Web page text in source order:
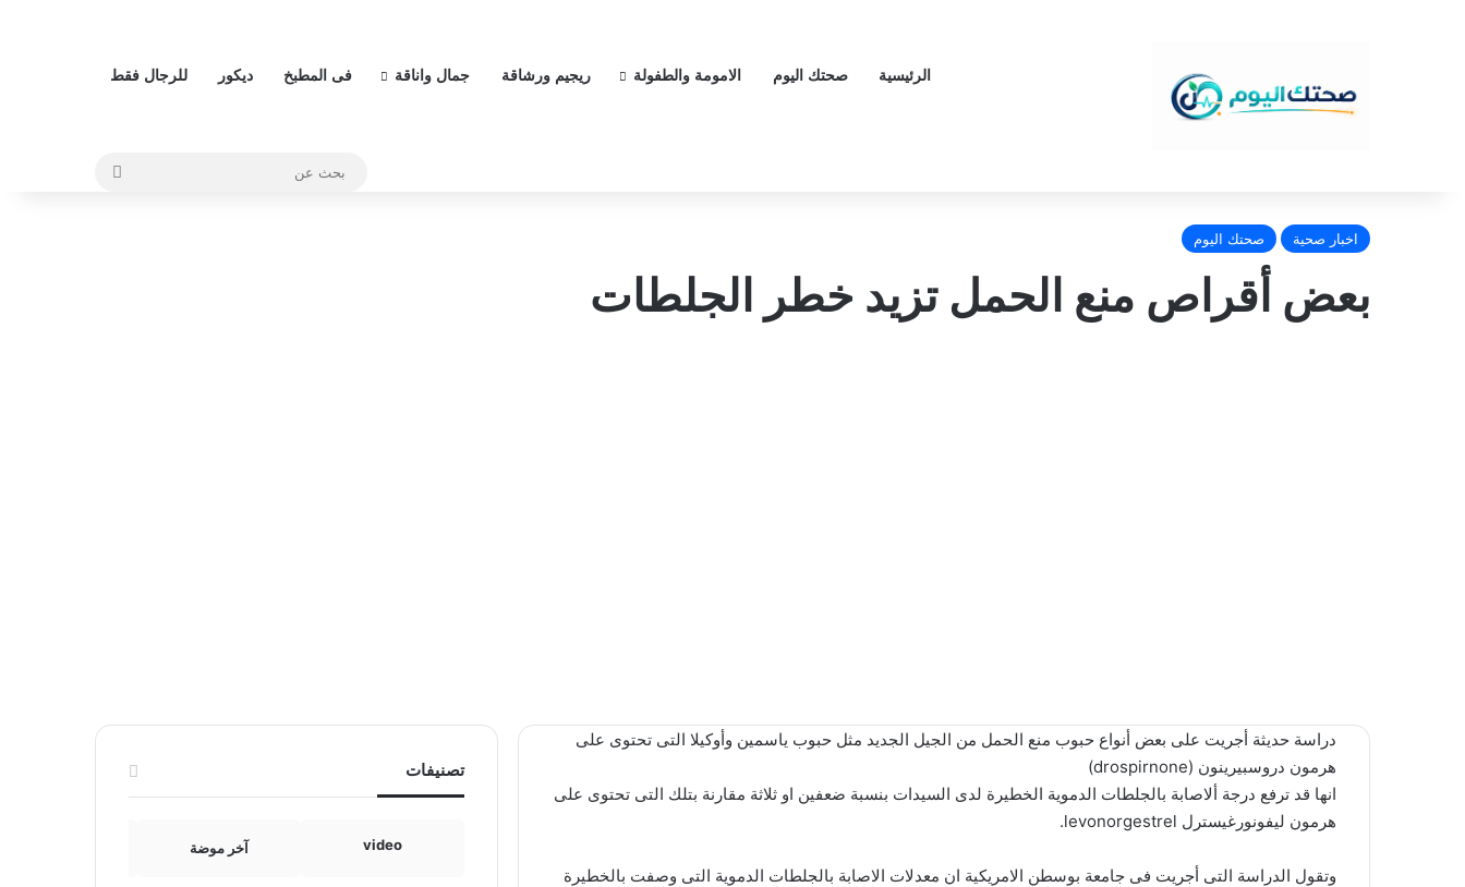
الرئيسية صحتك اليوم الامومة والطفولة ريجيم ورشاقة جمال واناقة فى المطبخ ديكور للرجال فقط
اخبار صحية صحتك اليوم
بعض أقراص منع الحمل تزيد خطر الجلطات
دراسة حديثة أجريت على بعض أنواع حبوب منع الحمل من الجيل الجديد مثل حبوب ياسمين وأوكيلا التى تحتوى على
هرمون دروسبيرينون (drospirnone)
انها قد ترفع درجة ألاصابة بالجلطات الدموية الخطيرة لدى السيدات بنسبة ضعفين او ثلاثة مقارنة بتلك التى تحتوى على
هرمون ليفونورغيسترل levonorgestrel.
وتقول الدراسة التى أجريت فى جامعة بوسطن الامريكية ان معدلات الاصابة بالجلطات الدموية التى وصفت بالخطيرة
تصنيفات
video آخر موضة